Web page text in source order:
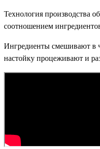
Технология производства
соотношением
Ингредиенты смешивают в
настойку процеживают и